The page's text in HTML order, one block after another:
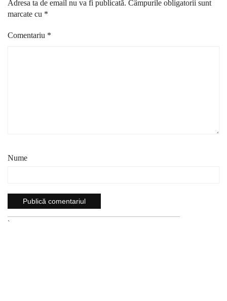
Adresa ta de email nu va fi publicată. Câmpurile obligatorii sunt
marcate cu *
Comentariu *
Nume
`